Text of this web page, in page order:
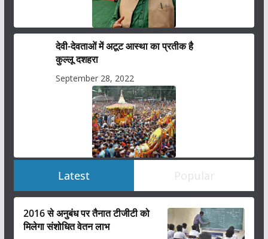
देवी-देवताओं में अटूट आस्था का प्रतीक है
कुल्लू दशहरा
September 28, 2022
Latest Popular
2016 से अनुबंध पर तैनात टीजीटी को
मिलेगा संशोधित वेतन लाभ